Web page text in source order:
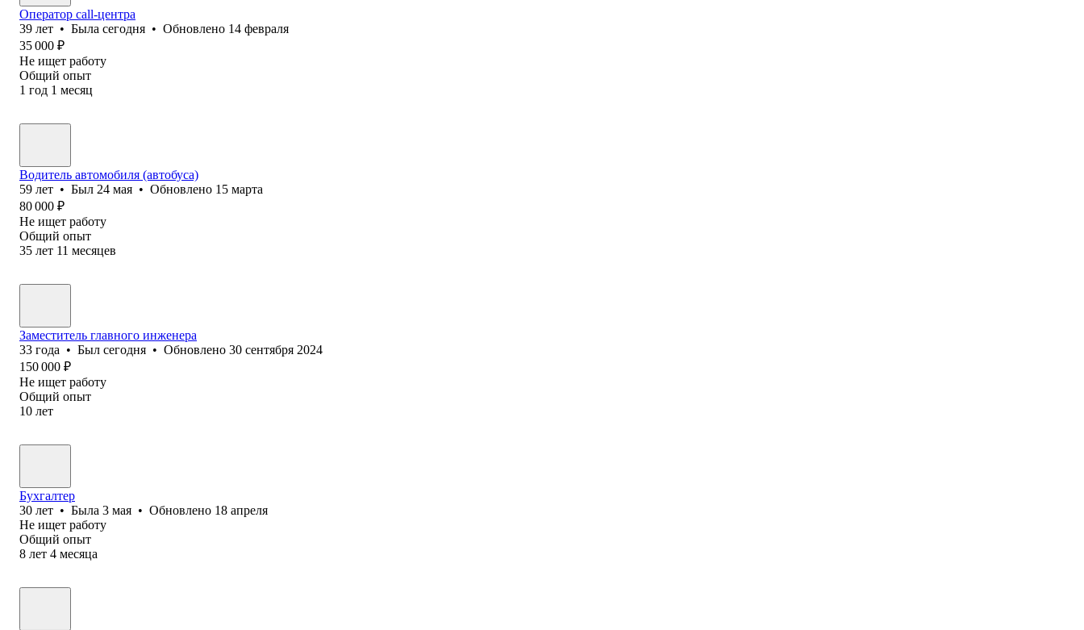
Оператор call-центра
39 лет • Была сегодня • Обновлено 14 февраля
35 000 ₽
Не ищет работу
Общий опыт
1 год 1 месяц
Водитель автомобиля (автобуса)
59 лет • Был 24 мая • Обновлено 15 марта
80 000 ₽
Не ищет работу
Общий опыт
35 лет 11 месяцев
Заместитель главного инженера
33 года • Был сегодня • Обновлено 30 сентября 2024
150 000 ₽
Не ищет работу
Общий опыт
10 лет
Бухгалтер
30 лет • Была 3 мая • Обновлено 18 апреля
Не ищет работу
Общий опыт
8 лет 4 месяца